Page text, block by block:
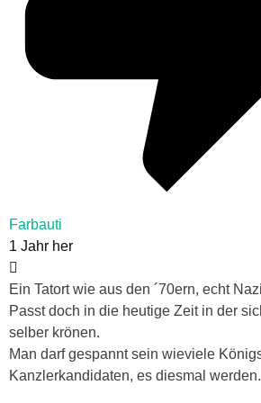
Farbauti
1 Jahr her
Ein Tatort wie aus den ´70ern, echt
Passt doch in die heutige Zeit in der
selber krönen.
Man darf gespannt sein wieviele
Kanzlerkandidaten, es diesmal werden.